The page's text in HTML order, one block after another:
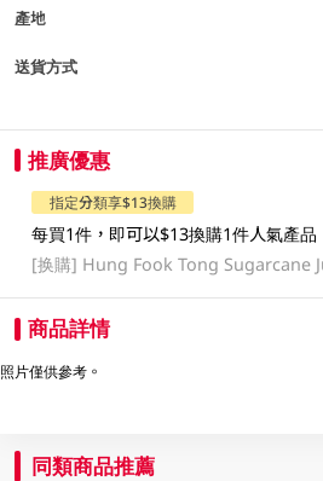
產地
送貨方式
推廣優惠
指定分類享$13換購
每買1件，即可以$13換購1件人氣產
[换購] Hung Fook Tong Sugarcane
商品詳情
照片僅供參考。
同類商品推薦